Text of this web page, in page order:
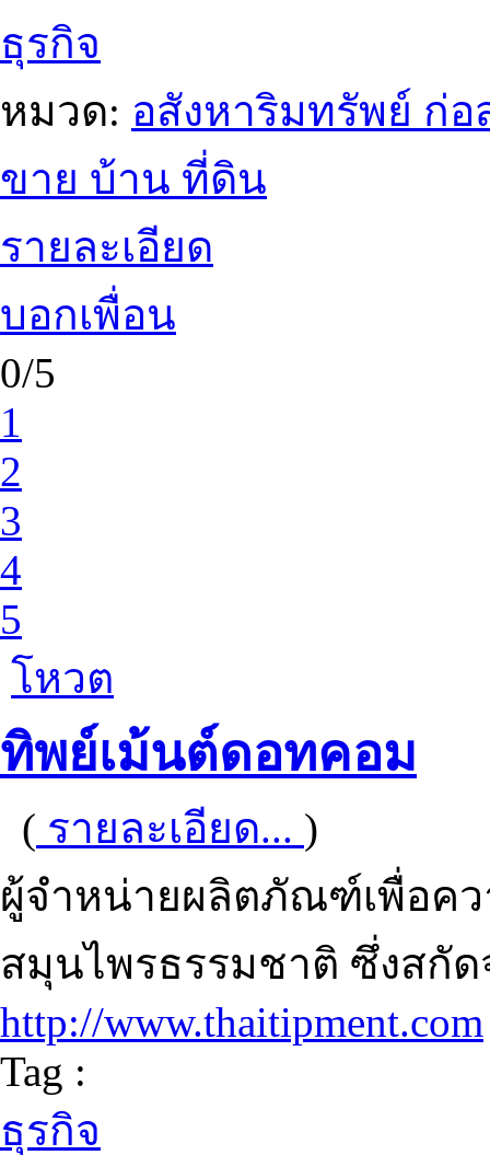
ธุรกิจ
หมวด: อสังหาริมทรัพย์ ก่
ขาย บ้าน ที่ดิน
รายละเอียด
บอกเพื่อน
0/5
1
2
3
4
5
โหวต
ทิพย์เม้นต์ดอทคอม
( รายละเอียด... )
ผู้จำหน่ายผลิตภัณฑ์เพื่อค
สมุนไพรธรรมชาติ ซึ่งสกั
http://www.thaitipment.com
Tag :
ธุรกิจ